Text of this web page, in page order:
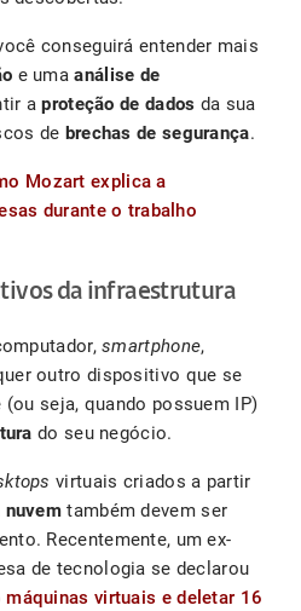
conseguirá entender mais
e umaanálise de
aproteção de dados da sua
de brechas de segurança.
Mozart explica a
durante o trabalho
da infraestrutura
smartphone,
outro dispositivo que se
seja, quando possuem IP)
do seu negócio.
virtuais criados a partir
nuvem também devem ser
Recentemente, um ex-
de tecnologia se declarou
máquinas virtuais e deletar 16